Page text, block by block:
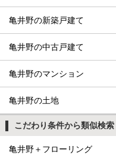
亀井野の新築戸建て
亀井野の中古戸建て
亀井野のマンション
亀井野の土地
こだわり条件から類似検索
亀井野＋フローリング